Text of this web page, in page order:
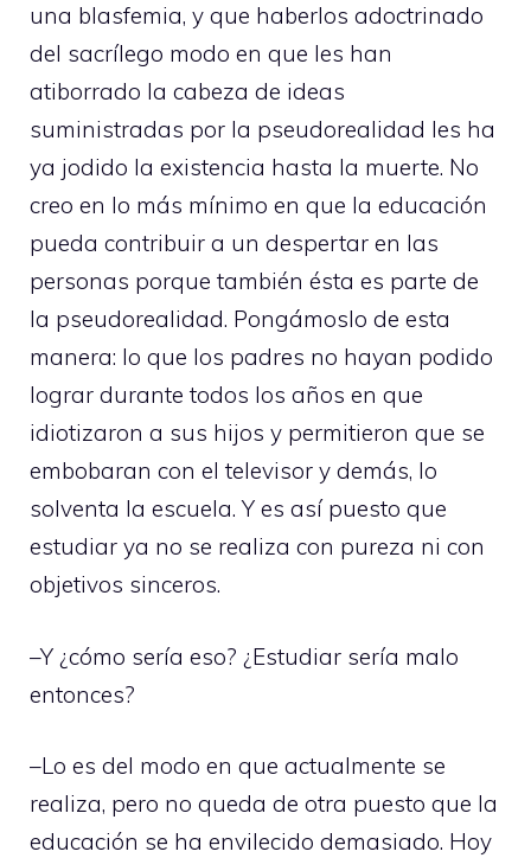
una blasfemia, y que haberlos adoctrinado
del sacrílego modo en que les han
atiborrado la cabeza de ideas
suministradas por la pseudorealidad les ha
ya jodido la existencia hasta la muerte. No
creo en lo más mínimo en que la educación
pueda contribuir a un despertar en las
personas porque también ésta es parte de
la pseudorealidad. Pongámoslo de esta
manera: lo que los padres no hayan podido
lograr durante todos los años en que
idiotizaron a sus hijos y permitieron que se
embobaran con el televisor y demás, lo
solventa la escuela. Y es así puesto que
estudiar ya no se realiza con pureza ni con
objetivos sinceros.
–Y ¿cómo sería eso? ¿Estudiar sería malo
entonces?
–Lo es del modo en que actualmente se
realiza, pero no queda de otra puesto que la
educación se ha envilecido demasiado. Hoy